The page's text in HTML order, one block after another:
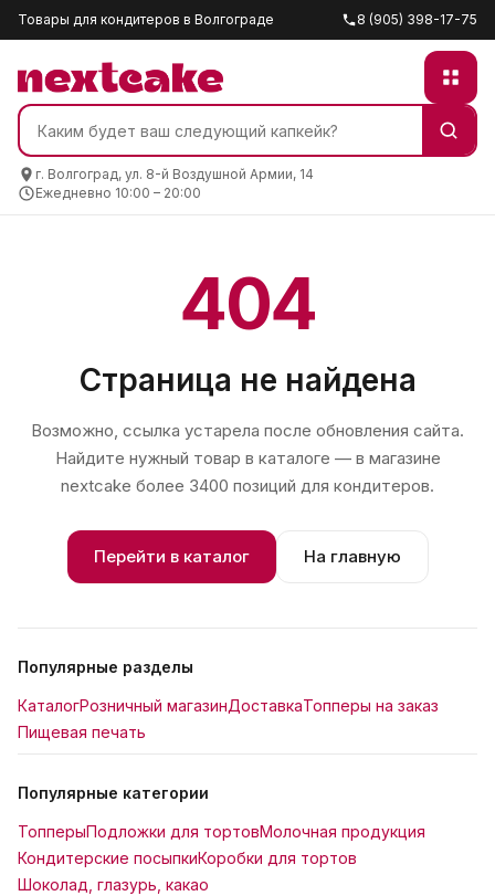
Товары для кондитеров в Волгограде 8 (905) 398-17-75
г. Волгоград, ул. 8-й Воздушной Армии, 14
Ежедневно 10:00 – 20:00
404
Страница не найдена
Возможно, ссылка устарела после обновления сайта.
Найдите нужный товар в каталоге — в магазине
nextcake более 3400 позиций для кондитеров.
Перейти в каталог На главную
Популярные разделы
КаталогРозничный магазинДоставкаТопперы на заказ
Пищевая печать
Популярные категории
ТопперыПодложки для тортовМолочная продукция
Кондитерские посыпкиКоробки для тортов
Шоколад, глазурь, какао